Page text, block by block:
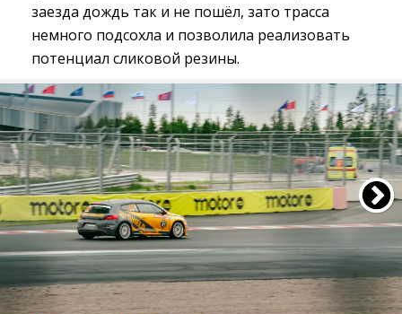
заезда дождь так и не пошёл, зато трасса
немного подсохла и позволила реализовать
потенциал сликовой резины.